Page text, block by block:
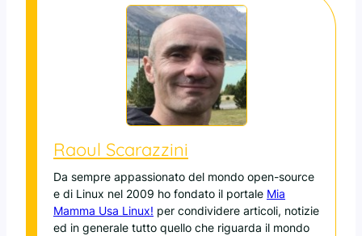
Raoul Scarazzini
Da sempre appassionato del mondo open-source
e di Linux nel 2009 ho fondato il portale Mia
Mamma Usa Linux! per condividere articoli, notizie
ed in generale tutto quello che riguarda il mondo